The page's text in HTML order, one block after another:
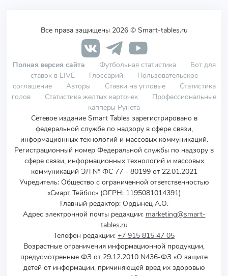
Все права защищены 2026 © Smart-tables.ru
Полная версия сайта Футбольная статистика
Бот для
ставок в LIVE
Глоссарий
Пользовательское
соглашение
Авторы Ставки на угловые
Статистика
голов
Статистика желтых карточек
Профессиональные
капперы Рунета
Сетевое издание Smart Tables зарегистрировано в
федеральной службе по надзору в сфере связи,
информационных технологий и массовых коммуникаций.
Регистрационный номер Федеральной службы по надзору в
сфере связи, информационных технологий и массовых
коммуникаций ЭЛ № ФС 77 - 80199 от 22.01.2021
Учредитель: Общество с ограниченной ответственностью
«Смарт Тейблс» (ОГРН: 1195081014391)
Главный редактор: Ордынец А.О.
Адрес электронной почты редакции: marketing@smart-
tables.ru
Телефон редакции: +7 915 815 47 05
Возрастные ограничения информационной продукции,
предусмотренные ФЗ от 29.12.2010 N436-ФЗ «О защите
детей от информации, причиняющей вред их здоровью